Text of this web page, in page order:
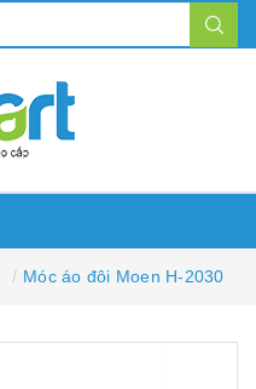
Móc áo đôi Moen H-2030